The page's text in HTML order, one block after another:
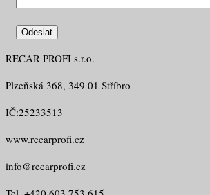
RECAR PROFI s.r.o.
Plzeňská 368, 349 01 Stříbro
IČ:25233513
www.recarprofi.cz
info@recarprofi.cz